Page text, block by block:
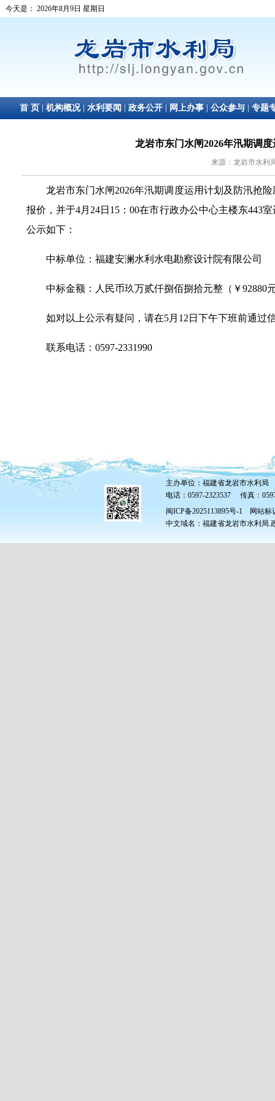
龙岩市东门水闸2026年汛期调
来源：龙岩市水利
龙岩市东门水闸2026年汛期调度运用计划及防汛抢
报价，并于4月 24日 15 ：00在市行政办公中心主楼东443室
公示如下：
中标单位：福建安澜水利水电勘察设计院有限公司
中标金额：人民币玖万贰仟捌佰捌拾元整（￥92880
如对以上公示有疑问，请在5月 12 日下午下班前通过
联系电话： 0597-2331990